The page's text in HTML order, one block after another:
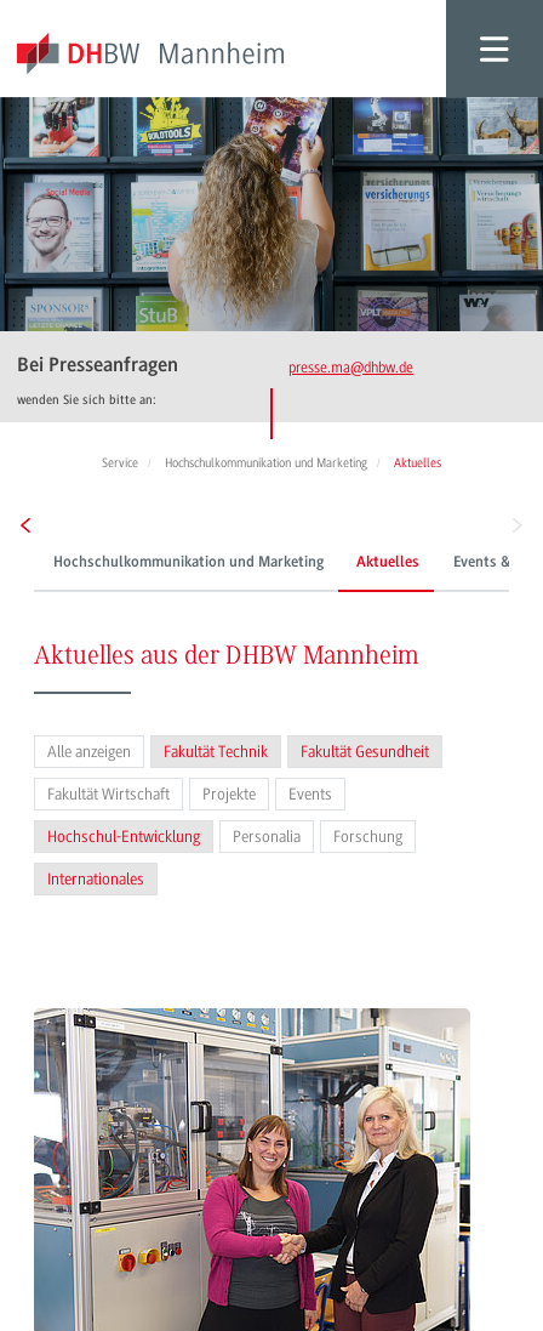
Bei Presseanfragen
wenden Sie sich bitte an:
presse.ma@dhbw.de
Service Hochschulkommunikation und Marketing Aktuelles
Hochschulkommunikation und Marketing Aktuelles Events &
Aktuelles aus der DHBW Mannheim
Alle anzeigen Fakultät Technik Fakultät Gesundheit
Fakultät Wirtschaft Projekte Events
Hochschul-Entwicklung Personalia Forschung
Internationales